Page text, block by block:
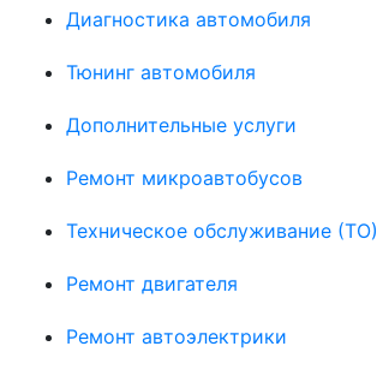
Диагностика автомобиля
Тюнинг автомобиля
Дополнительные услуги
Ремонт микроавтобусов
Техническое обслуживание (ТО)
Ремонт двигателя
Ремонт автоэлектрики